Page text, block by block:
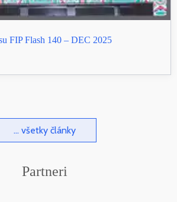
FIP Flash 140 – DEC 2025
... všetky články
Partneri